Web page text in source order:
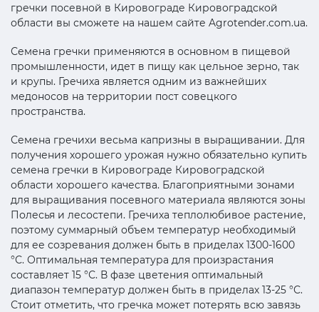
гречки посевной в Кировограде Кировоградской
области вы сможете на нашем сайте Agrotender.com.ua.
Семена гречки применяются в основном в пищевой
промышленности, идет в пищу как цельное зерно, так
и крупы. Гречиха является одним из важнейших
медоносов на территории пост совецкого
пространства.
Семена гречихи весьма капризны в выращивании. Для
получения хорошего урожая нужно обязательно купить
семена гречки в Кировограде Кировоградской
области хорошего качества. Благоприятными зонами
для выращивания посевного материала являются зоны
Полесья и лесостепи. Гречиха теплолюбивое растение,
поэтому суммарный объем температур необходимый
для ее созревания должен быть в приделах 1300-1600
°С. Оптимальная температура для произрастания
составляет 15 °С. В фазе цветения оптимальный
диапазон температур должен быть в приделах 13-25 °С.
Стоит отметить, что гречка может потерять всю завязь